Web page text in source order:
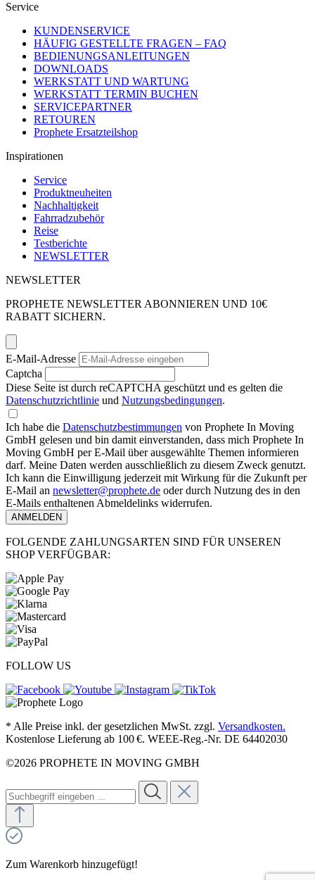
Service
KUNDENSERVICE
HÄUFIG GESTELLTE FRAGEN – FAQ
BEDIENUNGSANLEITUNGEN
DOWNLOADS
WERKSTATT UND WARTUNG
WERKSTATT TERMIN BUCHEN
SERVICEPARTNER
RETOUREN
Prophete Ersatzteilshop
Inspirationen
Service
Produktneuheiten
Nachhaltigkeit
Fahrradzubehör
Reise
Testberichte
NEWSLETTER
NEWSLETTER
PROPHETE NEWSLETTER ABONNIEREN UND 10€
RABATT SICHERN.
E-Mail-Adresse
Captcha
Diese Seite ist durch reCAPTCHA geschützt und es gelten die
Datenschutzrichtlinie und Nutzungsbedingungen.
Ich habe die Datenschutzbestimmungen von Prophete In Moving
GmbH gelesen und bin damit einverstanden, dass mich Prophete In
Moving GmbH per E-Mail über ausgewählte Themen informieren
darf. Meine Daten werden ausschließlich zu diesem Zweck genutzt.
Ich kann die Einwilligung jederzeit mit Wirkung für die Zukunft per
E-Mail an newsletter@prophete.de oder durch Nutzung des in den
E-Mails enthaltenen Abmeldelinks widerrufen.
ANMELDEN
FOLGENDE ZAHLUNGSARTEN SIND FÜR UNSEREN
SHOP VERFÜGBAR:
FOLLOW US
* Alle Preise inkl. der gesetzlichen MwSt. zzgl. Versandkosten.
Kostenlose Lieferung ab 100 €. WEEE-Reg.-Nr. DE 64402030
©2026 PROPHETE IN MOVING GMBH
Zum Warenkorb hinzugefügt!